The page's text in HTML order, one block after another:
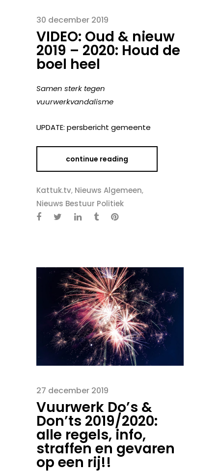
30 december 2019
VIDEO: Oud & nieuw
2019 – 2020: Houd de
boel heel
Samen sterk tegen
vuurwerkvandalisme
UPDATE: persbericht gemeente
continue reading
Kattuk.tv, Nieuws Algemeen,
Nieuws Bestuur Politiek
27 december 2019
Vuurwerk Do’s &
Don’ts 2019/2020:
alle regels, info,
straffen en gevaren
op een rij!!